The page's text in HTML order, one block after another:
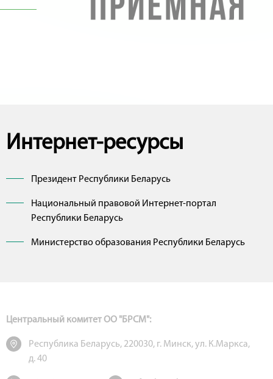
Интернет-ресурсы
Президент Республики Беларусь
Национальный правовой Интернет-портал
Республики Беларусь
Министерство образования Республики Беларусь
Центральный комитет ОО "БРСМ":
Республика Беларусь, 220030, г. Минск, ул. К.Маркса,
д. 40